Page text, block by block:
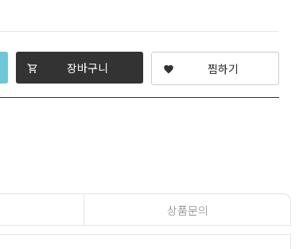
shopping_cart 장바구니 favorite 찜하기
상품문의